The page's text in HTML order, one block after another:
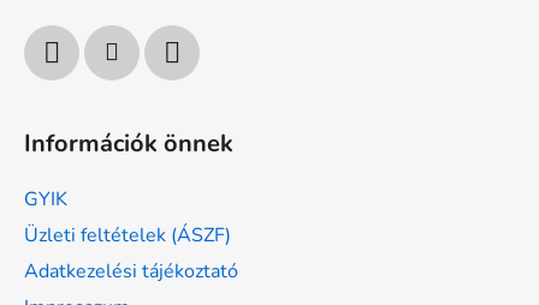
Információk önnek
GYIK
Üzleti feltételek (ÁSZF)
Adatkezelési tájékoztató